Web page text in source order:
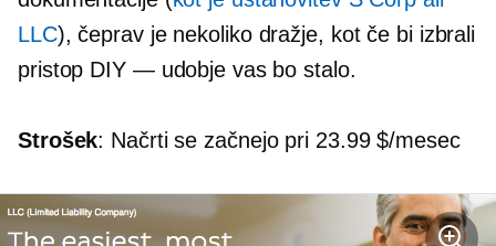
LLC), čeprav je nekoliko dražje, kot če bi izbrali
pristop DIY — udobje vas bo stalo.
Strošek: Načrti se začnejo pri 23.99 $/mesec